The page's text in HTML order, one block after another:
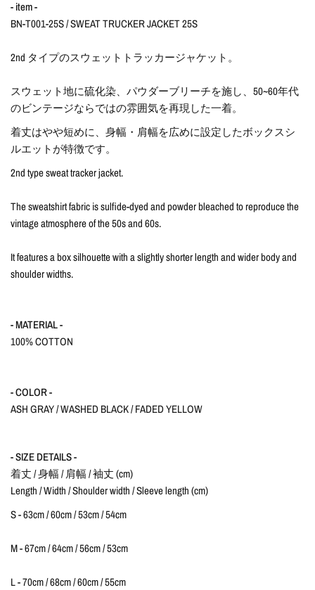
- item -
BN-T001-25S / SWEAT TRUCKER JACKET 25S
2nd タイプのスウェットトラッカージャケット。
スウェット地に硫化染、パウダーブリーチを施し、50~60年代
のビンテージならではの雰囲気を再現した一着。
着丈はやや短めに、身幅・肩幅を広めに設定したボックスシ
ルエットが特徴です。
2nd type sweat tracker jacket.
The sweatshirt fabric is sulfide-dyed and powder bleached to reproduce the
vintage atmosphere of the 50s and 60s.
It features a box silhouette with a slightly shorter length and wider body and
shoulder widths.
- MATERIAL -
100% COTTON
- COLOR -
ASH GRAY / WASHED BLACK / FADED YELLOW
- SIZE DETAILS -
着丈 / 身幅 / 肩幅 / 袖丈 (cm)
Length / Width / Shoulder width / Sleeve length (cm)
S - 63cm / 60cm / 53cm / 54cm
M - 67cm / 64cm / 56cm / 53cm
L - 70cm / 68cm / 60cm / 55cm